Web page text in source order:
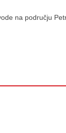
na području